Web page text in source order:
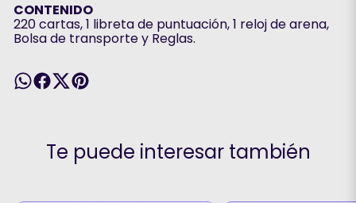
CONTENIDO
220 cartas, 1 libreta de puntuación, 1 reloj de arena,
Bolsa de transporte y Reglas.
Te puede interesar también